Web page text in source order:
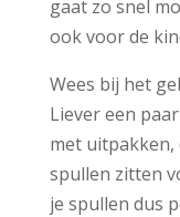
gaat zo snel
ook voor de
Wees bij het
Liever een
met uitpakken,
spullen zitten
je spullen dus